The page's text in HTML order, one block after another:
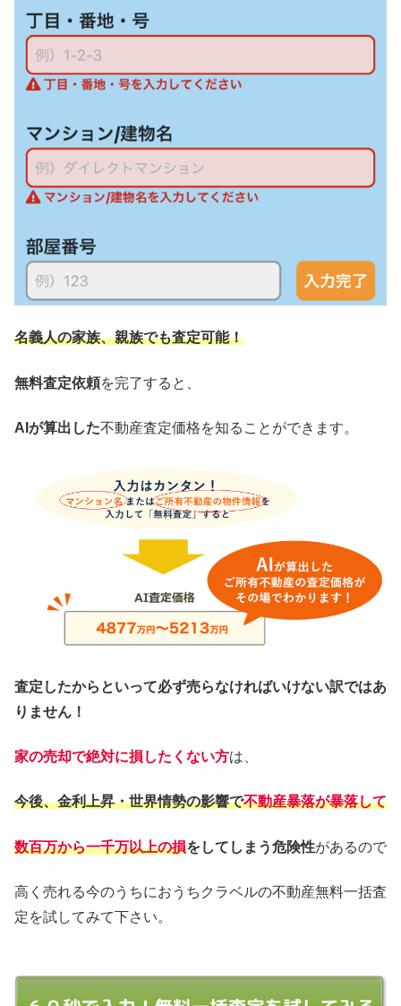
名義人の家族、親族でも査定可能！
無料査定依頼を完了すると、
AIが算出した不動産査定価格を知ることができます。
査定したからといって必ず売らなければいけない訳ではあ
りません！
家の売却で絶対に損したくない方は、
今後、金利上昇・世界情勢の影響で不動産暴落が暴落して
数百万から一千万以上の損をしてしまう危険性があるので
高く売れる今のうちにおうちクラベルの不動産無料一括査
定を試してみて下さい。